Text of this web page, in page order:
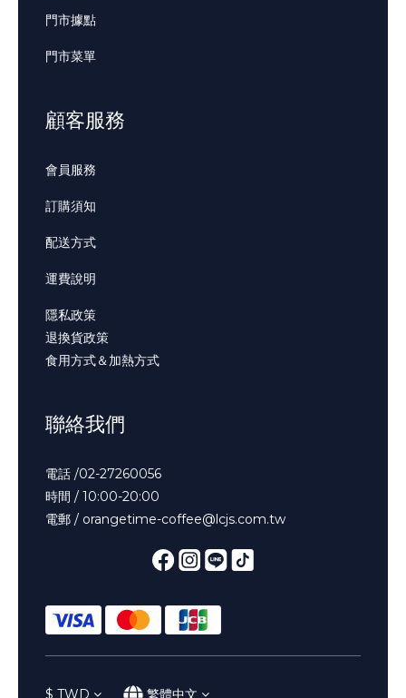
門市據點
門市菜單
顧客服務
會員服務
訂購須知
配送方式
運費說明
隱私政策
退換貨政策
食用方式＆加熱方式
聯絡我們
電話 /02-27260056
時間 / 10:00-20:00
電郵 / orangetime-coffee@lcjs.com.tw
$ TWD 繁體中文